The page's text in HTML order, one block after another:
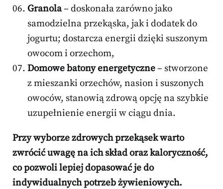
Granola– doskonała zarówno jako
samodzielna przekąska, jak i dodatek do
jogurtu; dostarcza energii dzięki suszonym
owocom i orzechom,
Domowe batony energetyczne– stworzone
z mieszanki orzechów, nasion i suszonych
owoców, stanowią zdrową opcję na szybkie
uzupełnienie energii w ciągu dnia.
Przy wyborze zdrowych przekąsek warto
zwrócić uwagę na ich skład oraz kaloryczność,
co pozwoli lepiej dopasować je do
indywidualnych potrzeb żywieniowych.